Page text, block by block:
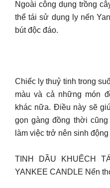
Ngoài công dụng trồng
thể tái sử dụng ly nến
bút độc đáo.
Chiếc ly thuỷ tinh trong
màu và cả những món
khác nữa. Điều này sẽ
gọn gàng đồng thời
làm việc trở nên sinh
TINH DẦU KHUẾCH
YANKEE CANDLE Nến